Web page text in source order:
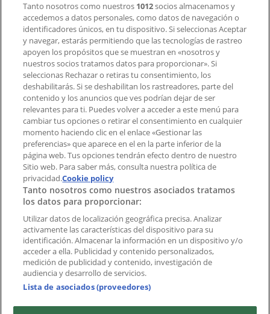
Contacto comercial y de marketing
Tienda mal colocada en el mapa
Notificar un folleto
¿Encontraste un problema en la web o en la
aplicación?
Índices
Marcas
Marcas locales
Negocios
Negocios cercanos
Productos
Productos locales
Ciudades
Descargar la APP Tiendeo
Tanto nosotros como nuestros 1012socios almacenamos y
accedemos a datos personales, como datos de navegación o
identificadores únicos, en tu dispositivo. Si seleccionas Aceptar
y navegar, estarás permitiendo que las tecnologías de rastreo
apoyen los propósitos que se muestran en «nosotros y
nuestros socios tratamos datos para proporcionar». Si
seleccionas Rechazar o retiras tu consentimiento, los
deshabilitarás. Si se deshabilitan los rastreadores, parte del
contenido y los anuncios que ves podrían dejar de ser
relevantes para ti. Puedes volver a acceder a este menú para
cambiar tus opciones o retirar el consentimiento en cualquier
momento haciendo clic en el enlace «Gestionar las
preferencias» que aparece en el en la parte inferior de la
página web. Tus opciones tendrán efecto dentro de nuestro
Sitio web. Para saber más, consulta nuestra política de
privacidad.Cookie policy
Tanto nosotros como nuestros asociados tratamos
los datos para proporcionar:
Utilizar datos de localización geográfica precisa. Analizar
activamente las características del dispositivo para su
identificación. Almacenar la información en un dispositivo y/o
acceder a ella. Publicidad y contenido personalizados,
medición de publicidad y contenido, investigación de
audiencia y desarrollo de servicios.
Lista de asociados (proveedores)